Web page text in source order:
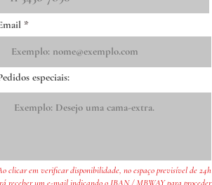
especiais:
clicar em verificar disponibilidade, no espaço previsível de 24h